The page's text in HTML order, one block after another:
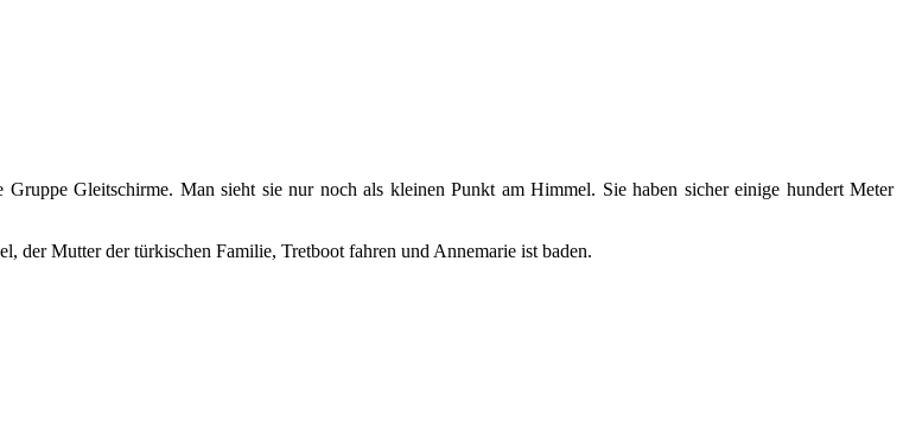
Gleitschirme. Man sieht sie nur noch als kleinen Punkt am Himmel. Sie haben sicher einige hundert Meter
der Mutter der türkischen Familie, Tretboot fahren und Annemarie ist baden.